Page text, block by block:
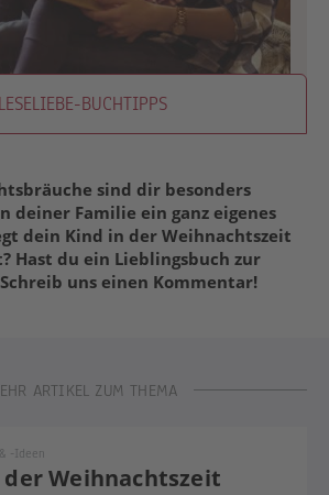
LESELIEBE-BUCHTIPPS
sind dir besonders
deiner Familie ein ganz eigenes
dein Kind in der Weihnachtszeit
Hast du ein Lieblingsbuch zur
uns einen Kommentar!
ARTIKEL ZUM THEMA
Weihnachtszeit
-ideen